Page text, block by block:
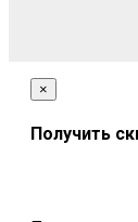
×
Получить